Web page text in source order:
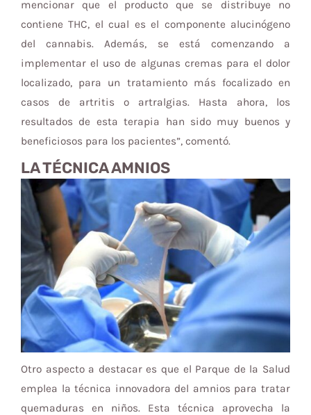
mencionar que el producto que se distribuye no
contiene THC, el cual es el componente alucinógeno
del cannabis. Además, se está comenzando a
implementar el uso de algunas cremas para el dolor
localizado, para un tratamiento más focalizado en
casos de artritis o artralgias. Hasta ahora, los
resultados de esta terapia han sido muy buenos y
beneficiosos para los pacientes”, comentó.
LA TÉCNICA AMNIOS
Otro aspecto a destacar es que el Parque de la Salud
emplea la técnica innovadora del amnios para tratar
quemaduras en niños. Esta técnica aprovecha la